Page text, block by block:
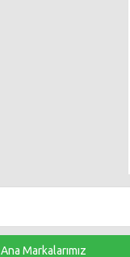
Ana Markalarımız